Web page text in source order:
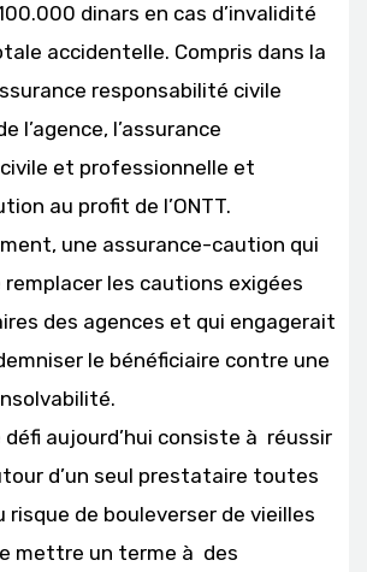
dinars en cas d’invalidité
accidentelle. Compris dans la
responsabilité civile
l’agence, l’assurance
et professionnelle et
au profit de l’ONTT.
une assurance-caution qui
les cautions exigées
des agences et qui engagerait
le bénéficiaire contre une
défi aujourd’hui consiste à réussir
d’un seul prestataire toutes
risque de bouleverser de vieilles
mettre un terme à des